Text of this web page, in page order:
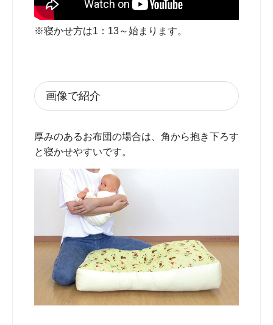
※寝かせ方は1：13～始まります。
画像で紹介
厚みのあるお布団の場合は、角から抱き下ろす
と寝かせやすいです。